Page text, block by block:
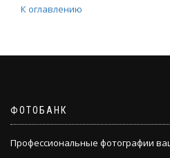
К оглавлению
ФОТОБАНК
Профессиональные фотографии